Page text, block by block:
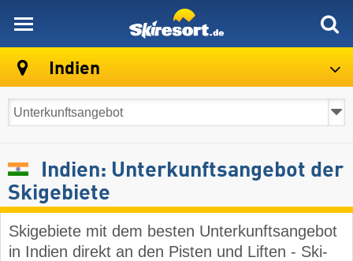
Indien
Indien: Unterkunftsangebot der
Skigebiete
Skigebiete mit dem besten Unterkunftsangebot
in Indien direkt an den Pisten und Liften - Ski-